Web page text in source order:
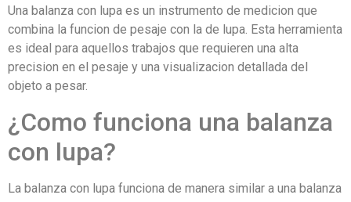
Una balanza con lupa es un instrumento de medicion que
combina la funcion de pesaje con la de lupa. Esta herramienta
es ideal para aquellos trabajos que requieren una alta
precision en el pesaje y una visualizacion detallada del
objeto a pesar.
¿Como funciona una balanza
con lupa?
La balanza con lupa funciona de manera similar a una balanza